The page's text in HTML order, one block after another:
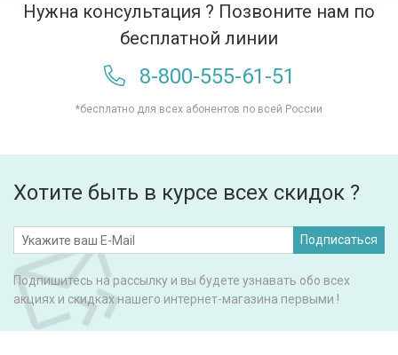
Нужна консультация ? Позвоните нам по
бесплатной линии
8-800-555-61-51
*бесплатно для всех абонентов по всей России
Хотите быть в курсе всех скидок ?
Подписаться
Подпишитесь на рассылку и вы будете узнавать обо всех
акциях и скидках нашего интернет-магазина первыми !